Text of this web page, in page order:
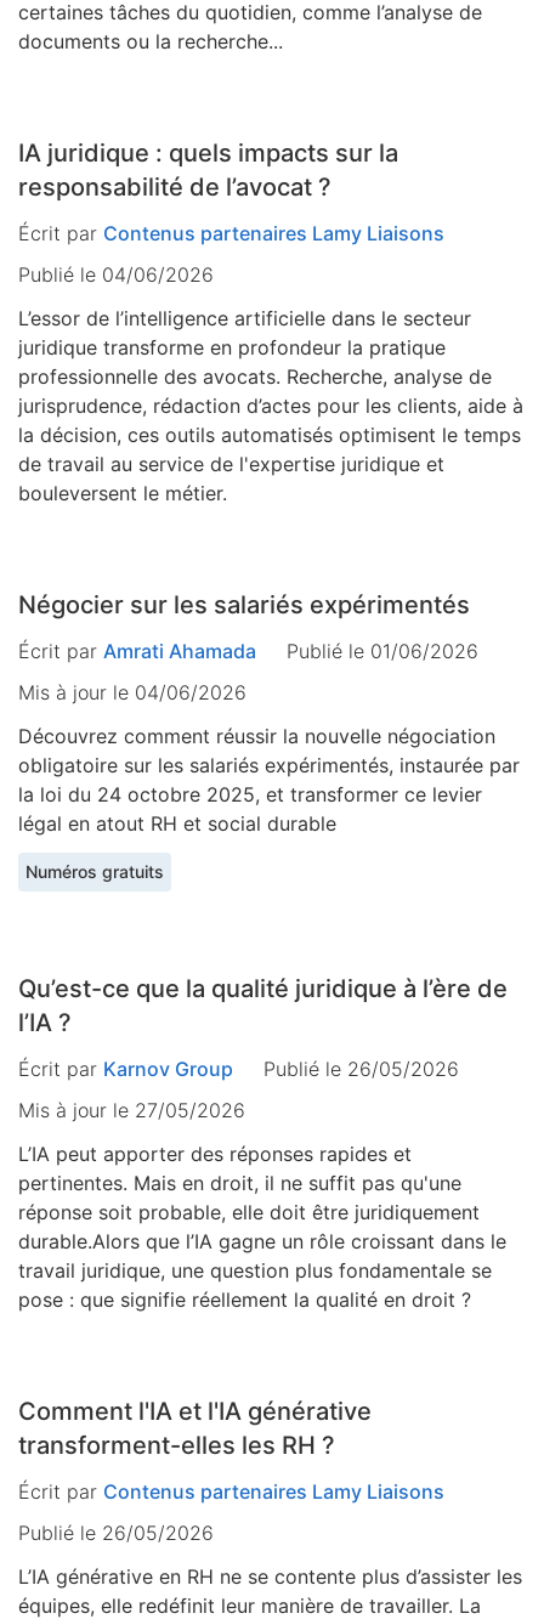
certaines tâches du quotidien, comme l’analyse de
documents ou la recherche...
IA juridique : quels impacts sur la
responsabilité de l’avocat ?
Écrit par Contenus partenaires Lamy Liaisons
Publié le 04/06/2026
L’essor de l’intelligence artificielle dans le secteur
juridique transforme en profondeur la pratique
professionnelle des avocats. Recherche, analyse de
jurisprudence, rédaction d’actes pour les clients, aide à
la décision, ces outils automatisés optimisent le temps
de travail au service de l'expertise juridique et
bouleversent le métier.
Négocier sur les salariés expérimentés
Écrit par Amrati Ahamada
Publié le 01/06/2026
Mis à jour le 04/06/2026
Découvrez comment réussir la nouvelle négociation
obligatoire sur les salariés expérimentés, instaurée par
la loi du 24 octobre 2025, et transformer ce levier
légal en atout RH et social durable
Numéros gratuits
Qu’est-ce que la qualité juridique à l’ère de
l’IA ?
Écrit par Karnov Group
Publié le 26/05/2026
Mis à jour le 27/05/2026
L’IA peut apporter des réponses rapides et
pertinentes. Mais en droit, il ne suffit pas qu'une
réponse soit probable, elle doit être juridiquement
durable.Alors que l’IA gagne un rôle croissant dans le
travail juridique, une question plus fondamentale se
pose : que signifie réellement la qualité en droit ?
Comment l'IA et l'IA générative
transforment-elles les RH ?
Écrit par Contenus partenaires Lamy Liaisons
Publié le 26/05/2026
L’IA générative en RH ne se contente plus d’assister les
équipes, elle redéfinit leur manière de travailler. La